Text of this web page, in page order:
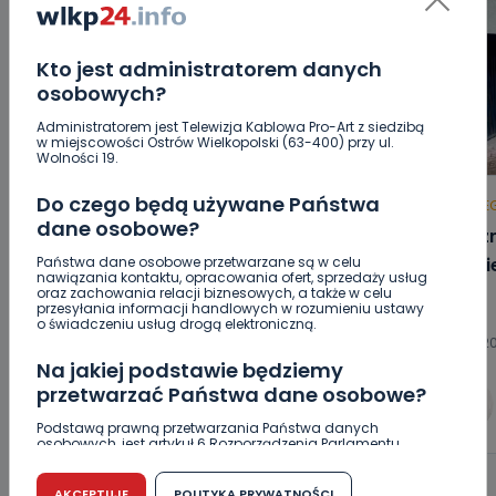
Kto jest administratorem danych
osobowych?
Administratorem jest Telewizja Kablowa Pro-Art z siedzibą
w miejscowości Ostrów Wielkopolski (63-400) przy ul.
Wolności 19.
Do czego będą używane Państwa
dane osobowe?
Państwa dane osobowe przetwarzane są w celu
nawiązania kontaktu, opracowania ofert, sprzedaży usług
oraz zachowania relacji biznesowych, a także w celu
przesyłania informacji handlowych w rozumieniu ustawy
o świadczeniu usług drogą elektroniczną.
Na jakiej podstawie będziemy
przetwarzać Państwa dane osobowe?
Podstawą prawną przetwarzania Państwa danych
osobowych, jest artykuł 6 Rozporządzenia Parlamentu
r. w sprawie ochrony osób fizycznych w związku z
przetwarzaniem danych osobowych w sprawie
HOT REGION WIADOMOŚCI
Czy aquapark w Ostrowie powinien
powstać? Rozpoczęły się konsultacje
Arleta Zeidler 0